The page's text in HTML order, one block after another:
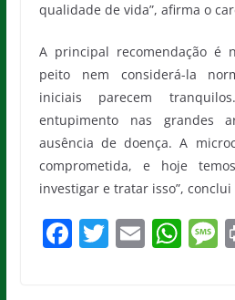
qualidade de vida”, afirma o
A principal recomendação é
peito nem considerá-la
iniciais parecem
entupimento nas grandes
ausência de doença. A
comprometida, e hoje
investigar e tratar isso”, conclui
F T E W